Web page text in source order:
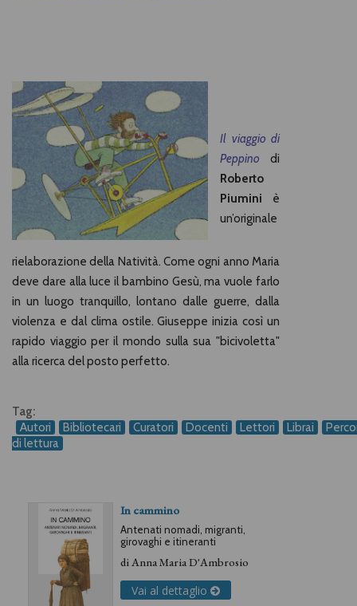
Il viaggio di
Peppino di
Roberto
Piumini è
un’originale
rielaborazione della Natività. Come ogni anno Maria
deve dare alla luce il bambino Gesù, ma vuole farlo
in un luogo tranquillo, lontano dalle guerre, dalla
violenza e dal clima ostile. Giuseppe inizia così un
rapido viaggio per il mondo sulla sua "bicivoletta"
alla ricerca del posto perfetto.
Tag:
Autori
Bibliotecari Curatori Docenti Lettori Librai
di lettura
In cammino
Antenati nomadi, migranti,
girovaghi e itineranti
diAnna Maria D'Ambrosio
Vai al dettaglio